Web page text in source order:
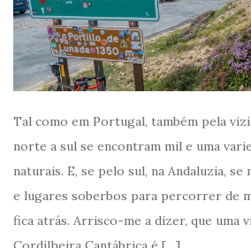
Tal como em Portugal, também pela
norte a sul se encontram mil e uma
naturais. E, se pelo sul, na Andaluzia,
e lugares soberbos para percorrer de
fica atrás. Arrisco-me a dizer, que uma